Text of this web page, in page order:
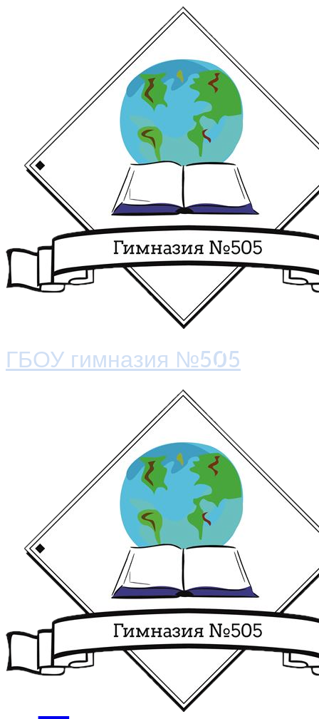
ГБОУ гимназия №505